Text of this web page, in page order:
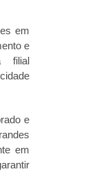
em
e
filial
e
em